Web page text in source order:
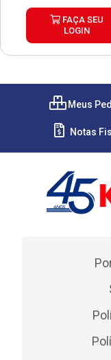
FAÇA SEU
LOGIN
Meus
Notas